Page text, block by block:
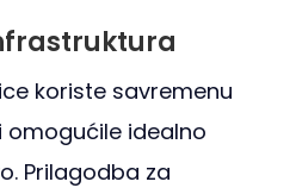
koriste savremenu
omogućile idealno
Prilagodba za